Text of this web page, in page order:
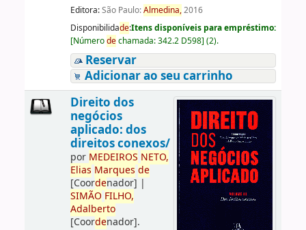
Editora:São Paulo:Almedina,2016
Disponibilidade:Itens disponíveis para empréstimo:
[Númerodechamada:342.2 D598] (2).
Reservar
Adicionar ao seu carrinho
Direito dos
negócios
aplicado: dos
direitos conexos/
por MEDEIROS NETO,
Elias Marques de
[Coordenador] |
SIMÃO FILHO,
Adalberto
[Coordenador].